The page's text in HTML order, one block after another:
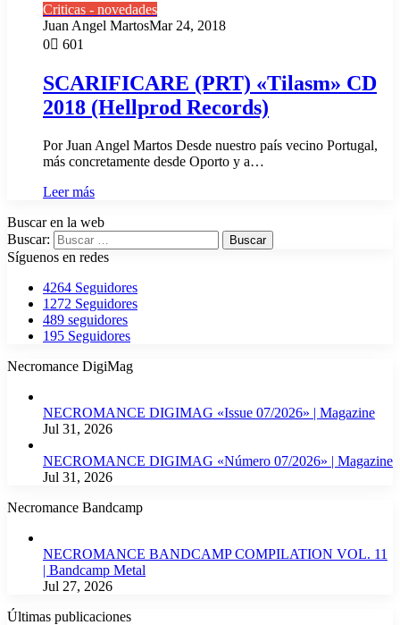
Criticas - novedades
Juan Angel MartosMar 24, 2018
0
601
SCARIFICARE (PRT) «Tilasm» CD
2018 (Hellprod Records)
Por Juan Angel Martos Desde nuestro país vecino Portugal,
más concretamente desde Oporto y a…
Leer más
Buscar en la web
Buscar:
Síguenos en redes
4264 Seguidores
1272 Seguidores
489 seguidores
195 Seguidores
Necromance DigiMag
NECROMANCE DIGIMAG «Issue 07/2026» | Magazine
Jul 31, 2026
NECROMANCE DIGIMAG «Número 07/2026» | Magazine
Jul 31, 2026
Necromance Bandcamp
NECROMANCE BANDCAMP COMPILATION VOL. 11
| Bandcamp Metal
Jul 27, 2026
Últimas publicaciones